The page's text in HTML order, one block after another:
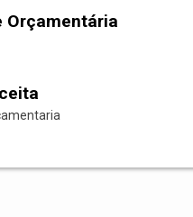
Orçamentária